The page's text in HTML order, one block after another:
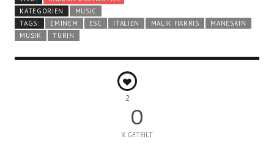
KATEGORIEN
MUSIC
TAGS:
EMINEM ESC ITALIEN MALIK HARRIS
MANESKIN
MUSIK
TURIN
2
0
X GETEILT